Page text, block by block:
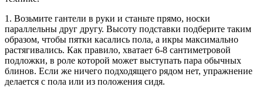
1. Возьмите гантели в руки и станьте прямо, носки
параллельны друг другу. Высоту подставки подберите таким
образом, чтобы пятки касались пола, а икры максимально
растягивались. Как правило, хватает 6-8 сантиметровой
подложки, в роле которой может выступать пара обычных
блинов. Если же ничего подходящего рядом нет, упражнение
делается с пола или из положения сидя.